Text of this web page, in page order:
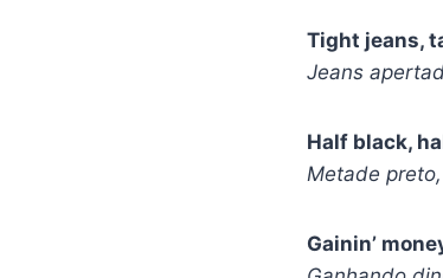
Tight jeans,
Jeans
Half black,
Metade
Gainin’